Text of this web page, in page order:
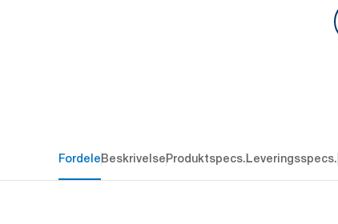
FordeleBeskrivelseProduktspecs.Leveringsspecs.